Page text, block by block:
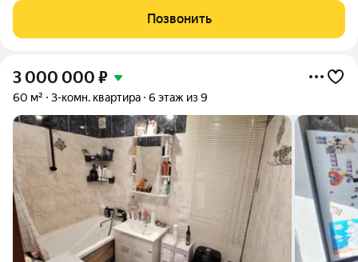
вариант для комфортной жизни или выгодной сдачи в аренду!
Общая площадь: 27,8
Позвонить
3 000 000 ₽
60 м² 3-комн. квартира 6 этаж из 9